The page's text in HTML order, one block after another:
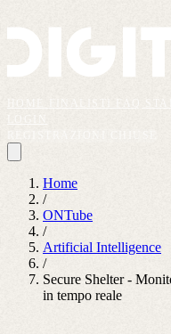
Home
/
ONTube
/
Artificial Intelligence
/
Secure Shelter -
in tempo reale